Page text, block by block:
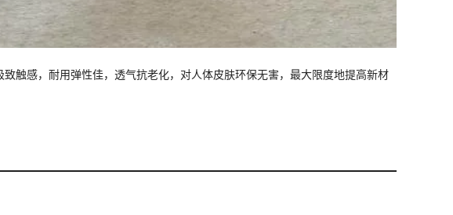
触感，耐用弹性佳，透气抗老化，对人体皮肤环保无害，最大限度地提高新材